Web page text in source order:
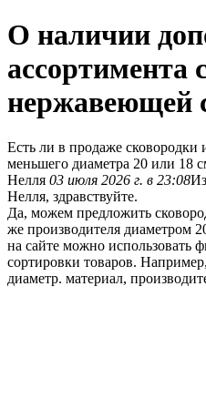
О наличии
ассортимента
нержавеющей
Есть ли в продаже сковородки
меньшего диаметра 20 или 18
Нелля 03 июля 2026 г. в 23:08
Нелля, здравствуйте.
Да, можем предложить
же производителя диаметром
на сайте можно использовать
сортировки товаров.
диаметр. материал,